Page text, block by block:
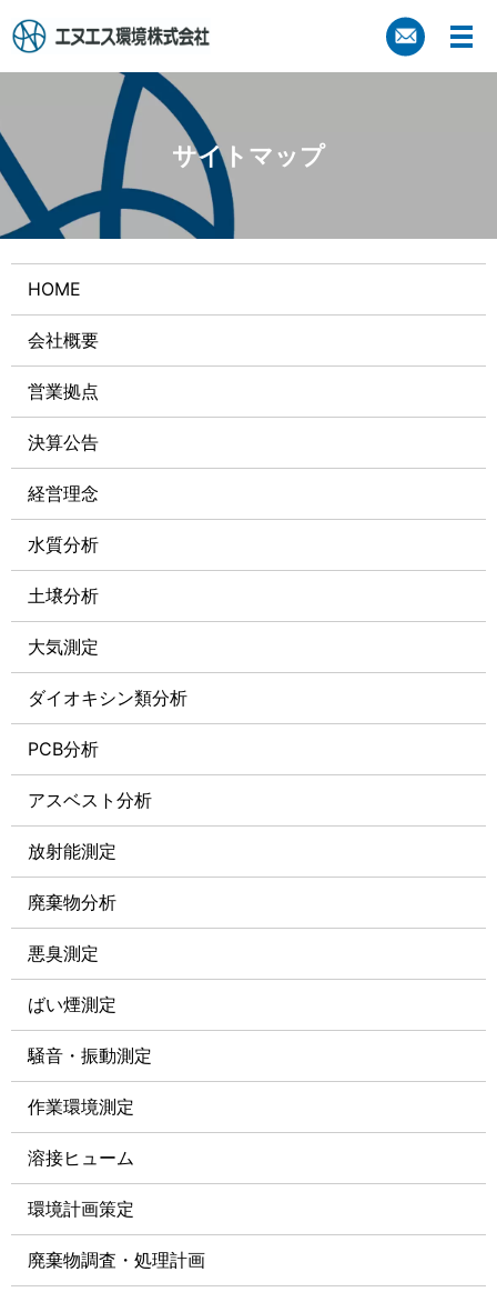
サイトマップ
HOME
会社概要
営業拠点
決算公告
経営理念
水質分析
土壌分析
大気測定
ダイオキシン類分析
PCB分析
アスベスト分析
放射能測定
廃棄物分析
悪臭測定
ばい煙測定
騒音・振動測定
作業環境測定
溶接ヒューム
環境計画策定
廃棄物調査・処理計画